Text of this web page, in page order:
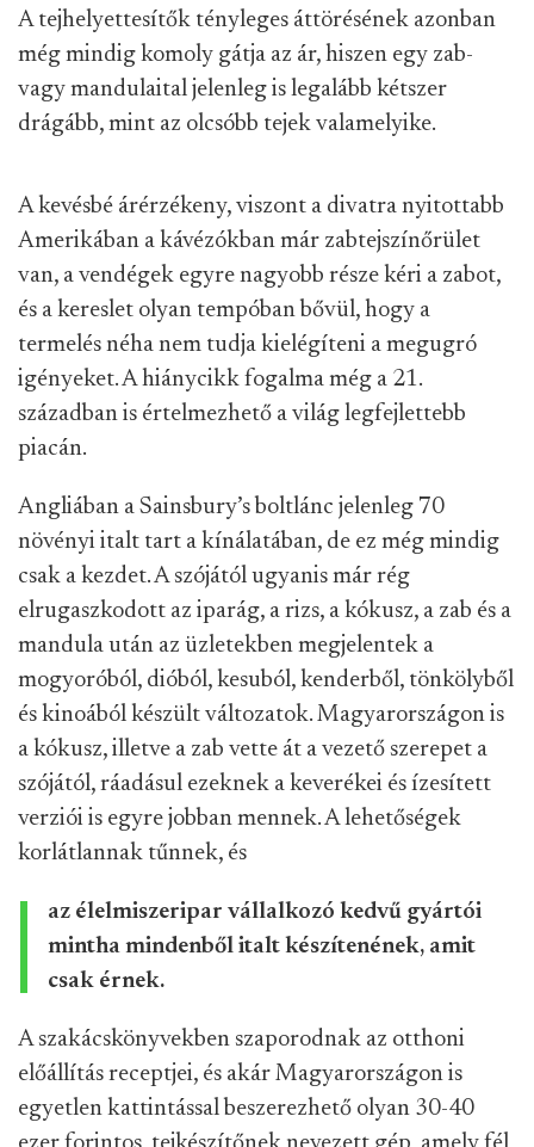
A tejhelyettesítők tényleges áttörésének azonban
még mindig komoly gátja az ár, hiszen egy zab-
vagy mandulaital jelenleg is legalább kétszer
drágább, mint az olcsóbb tejek valamelyike.
A kevésbé árérzékeny, viszont a divatra nyitottabb
Amerikában a kávézókban már zabtejszínőrület
van, a vendégek egyre nagyobb része kéri a zabot,
és a kereslet olyan tempóban bővül, hogy a
termelés néha nem tudja kielégíteni a megugró
igényeket. A hiánycikk fogalma még a 21.
században is értelmezhető a világ legfejlettebb
piacán.
Angliában a Sainsbury’s boltlánc jelenleg 70
növényi italt tart a kínálatában, de ez még mindig
csak a kezdet. A szójától ugyanis már rég
elrugaszkodott az iparág, a rizs, a kókusz, a zab és a
mandula után az üzletekben megjelentek a
mogyoróból, dióból, kesuból, kenderből, tönkölyből
és kinoából készült változatok. Magyarországon is
a kókusz, illetve a zab vette át a vezető szerepet a
szójától, ráadásul ezeknek a keverékei és ízesített
verziói is egyre jobban mennek. A lehetőségek
korlátlannak tűnnek, és
az élelmiszeripar vállalkozó kedvű gyártói
mintha mindenből italt készítenének, amit
csak érnek.
A szakácskönyvekben szaporodnak az otthoni
előállítás receptjei, és akár Magyarországon is
egyetlen kattintással beszerezhető olyan 30-40